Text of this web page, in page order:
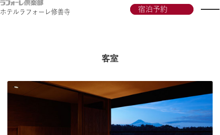
ホテルラフォーレ修善寺 宿泊予約
客室